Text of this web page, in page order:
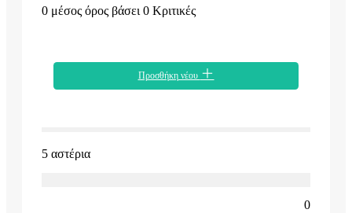
0 μέσος όρος βάσει 0 Κριτικές
Προσθήκη νέου
5 αστέρια
0